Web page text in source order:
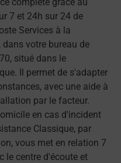
7 et 24h sur 24 de
Services à la
dans votre bureau de
situé dans le
Il permet de s'adapter
avec une aide à
par le facteur.
en cas d'incident
Classique, par
vous met en relation 7
le centre d'écoute et